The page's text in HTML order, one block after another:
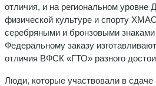
отличия, и на региональном уровне
физической культуре и спорту
серебряными и бронзовыми
Федеральному заказу
отличия ВФСК «ГТО» разного
Люди, которые участвовали в